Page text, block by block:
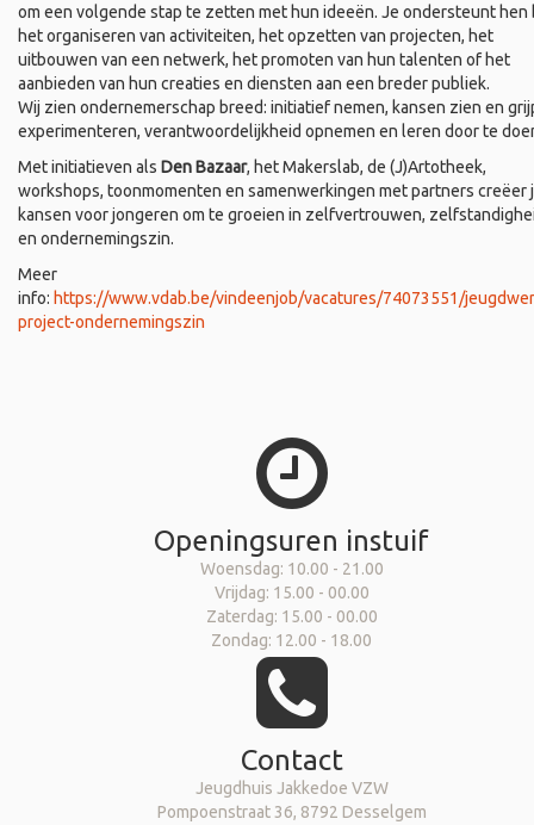
om een volgende stap te zetten met hun ideeën. Je ondersteunt hen
het organiseren van activiteiten, het opzetten van projecten, het
uitbouwen van een netwerk, het promoten van hun talenten of het
aanbieden van hun creaties en diensten aan een breder publiek.
Wij zien ondernemerschap breed: initiatief nemen, kansen zien en
experimenteren, verantwoordelijkheid opnemen en leren door te
Met initiatieven als Den Bazaar, het Makerslab, de (J)Artotheek,
workshops, toonmomenten en samenwerkingen met partners creëer
kansen voor jongeren om te groeien in zelfvertrouwen,
en ondernemingszin.
Meer
info: https://www.vdab.be/vindeenjob/vacatures/74073551/
project-ondernemingszin
Openingsuren instuif
Woensdag: 10.00 - 21.00
Vrijdag: 15.00 - 00.00
Zaterdag: 15.00 - 00.00
Zondag: 12.00 - 18.00
Contact
Jeugdhuis Jakkedoe VZW
Pompoenstraat 36, 8792 Desselgem